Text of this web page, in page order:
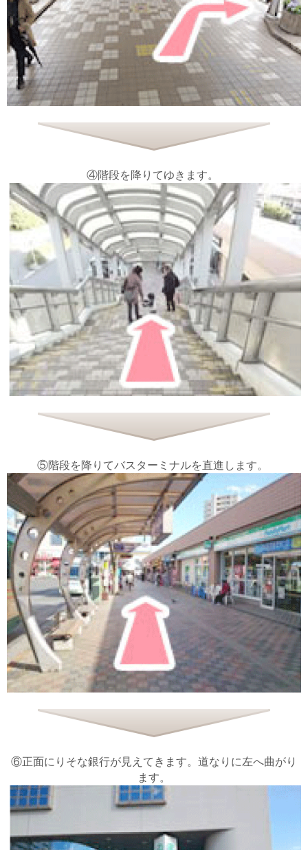
④階段を降りてゆきます。
⑤階段を降りてバスターミナルを直進します。
⑥正面にりそな銀行が見えてきます。道なりに左へ曲がり
ます。